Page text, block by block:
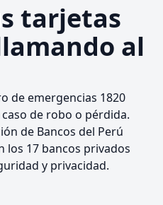
tarjetas
al
de emergencias 1820
de robo o pérdida.
de Bancos del Perú
los 17 bancos privados
y privacidad.